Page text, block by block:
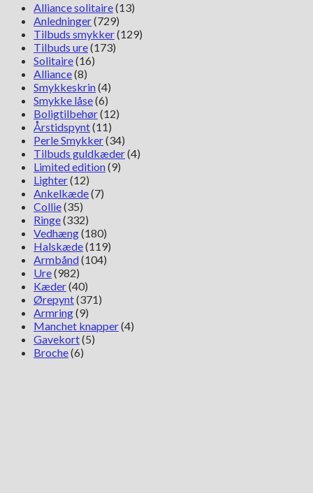
Alliance solitaire(13)
Anledninger(729)
Tilbuds smykker(129)
Tilbuds ure(173)
Solitaire(16)
Alliance(8)
Smykkeskrin(4)
Smykke låse(6)
Boligtilbehør(12)
Årstidspynt(11)
Perle Smykker(34)
Tilbuds guldkæder(4)
Limited edition(9)
Lighter(12)
Ankelkæde(7)
Collie(35)
Ringe(332)
Vedhæng(180)
Halskæde(119)
Armbånd(104)
Ure(982)
Kæder(40)
Ørepynt(371)
Armring(9)
Manchet knapper(4)
Gavekort(5)
Broche(6)